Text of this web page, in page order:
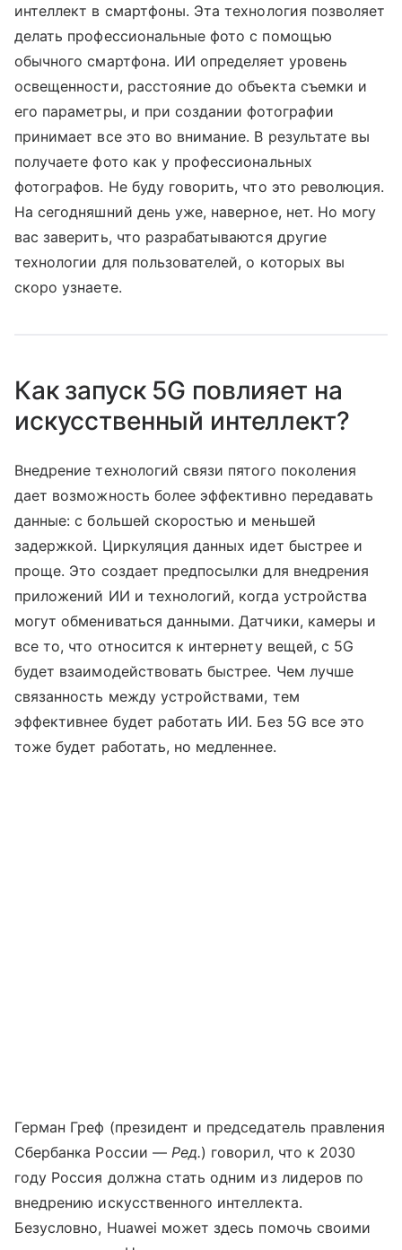
интеллект в смартфоны. Эта технология позволяет
делать профессиональные фото с помощью
обычного смартфона. ИИ определяет уровень
освещенности, расстояние до объекта съемки и
его параметры, и при создании фотографии
принимает все это во внимание. В результате вы
получаете фото как у профессиональных
фотографов. Не буду говорить, что это революция.
На сегодняшний день уже, наверное, нет. Но могу
вас заверить, что разрабатываются другие
технологии для пользователей, о которых вы
скоро узнаете.
Как запуск 5G повлияет на
искусственный интеллект?
Внедрение технологий связи пятого поколения
дает возможность более эффективно передавать
данные: с большей скоростью и меньшей
задержкой. Циркуляция данных идет быстрее и
проще. Это создает предпосылки для внедрения
приложений ИИ и технологий, когда устройства
могут обмениваться данными. Датчики, камеры и
все то, что относится к интернету вещей, с 5G
будет взаимодействовать быстрее. Чем лучше
связанность между устройствами, тем
эффективнее будет работать ИИ. Без 5G все это
тоже будет работать, но медленнее.
Герман Греф (президент и председатель правления
Сбербанка России — Ред.) говорил, что к 2030
году Россия должна стать одним из лидеров по
внедрению искусственного интеллекта.
Безусловно, Huawei может здесь помочь своими